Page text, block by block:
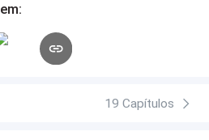
19 Capítulos